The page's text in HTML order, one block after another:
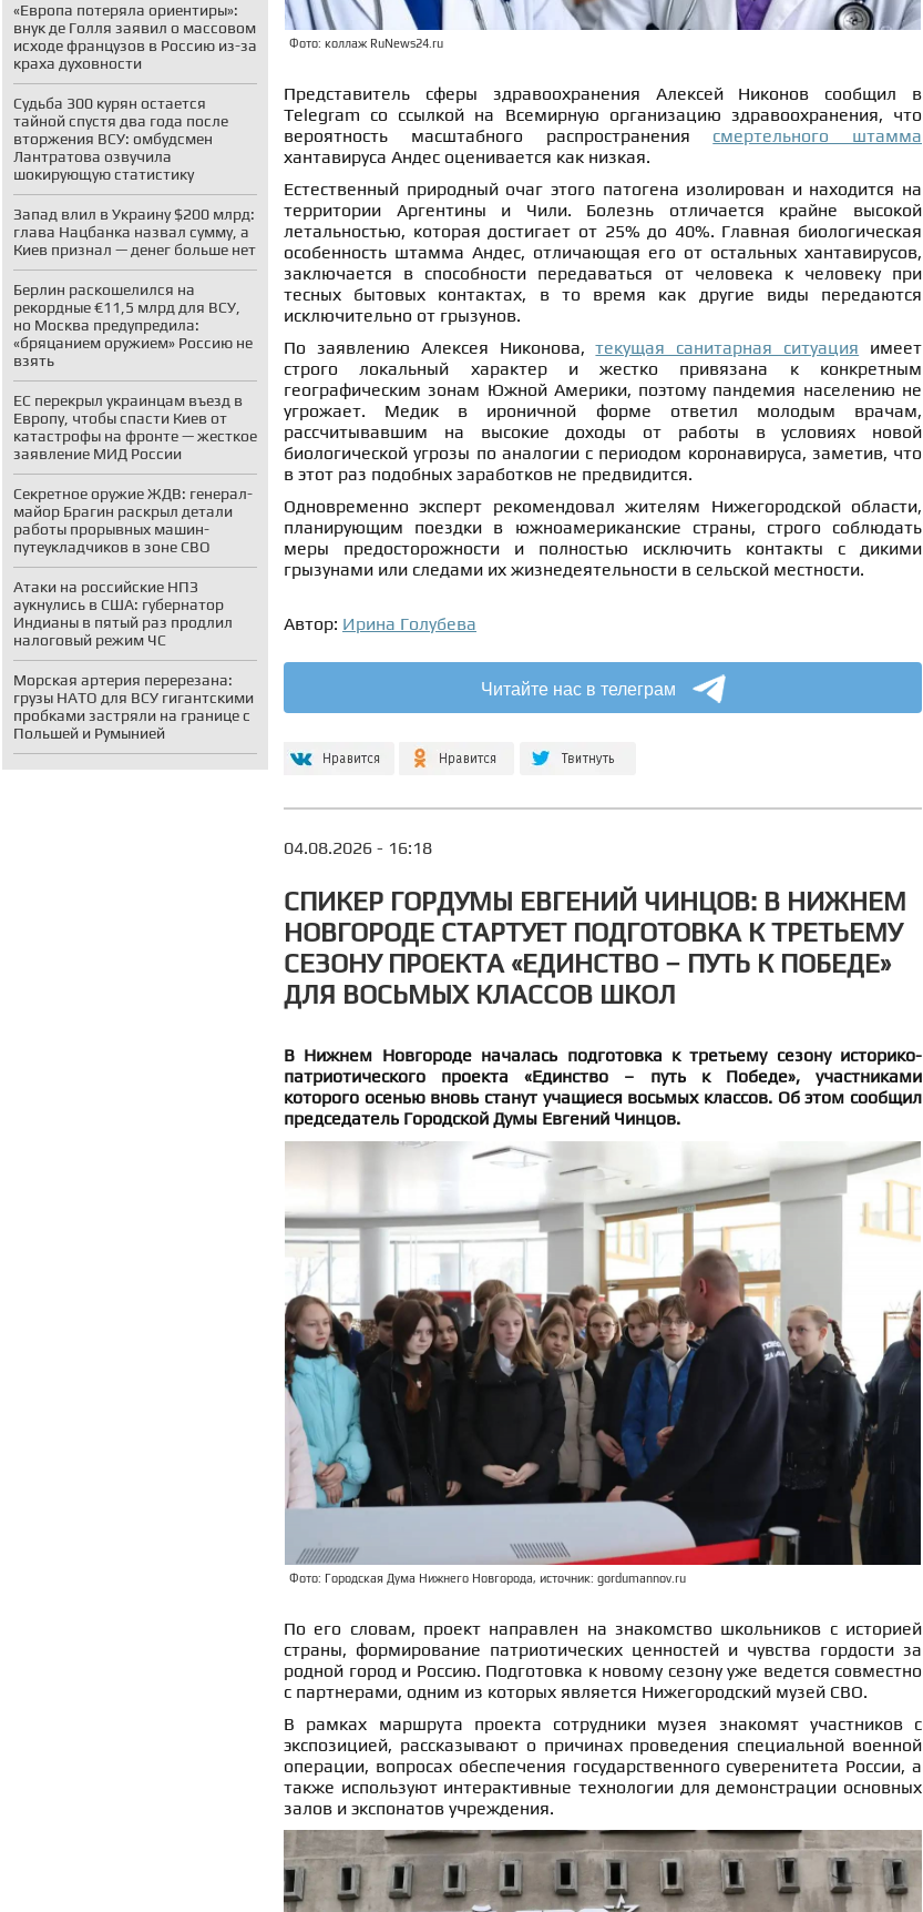
«Европа потеряла ориентиры»:
внук де Голля заявил о массовом
исходе французов в Россию из-за
краха духовности
Судьба 300 курян остается
тайной спустя два года после
вторжения ВСУ: омбудсмен
Лантратова озвучила
шокирующую статистику
Запад влил в Украину $200 млрд:
глава Нацбанка назвал сумму, а
Киев признал — денег больше нет
Берлин раскошелился на
рекордные €11,5 млрд для ВСУ,
но Москва предупредила:
«бряцанием оружием» Россию не
взять
ЕС перекрыл украинцам въезд в
Европу, чтобы спасти Киев от
катастрофы на фронте — жесткое
заявление МИД России
Секретное оружие ЖДВ: генерал-
майор Брагин раскрыл детали
работы прорывных машин-
путеукладчиков в зоне СВО
Атаки на российские НПЗ
аукнулись в США: губернатор
Индианы в пятый раз продлил
налоговый режим ЧС
Морская артерия перерезана:
грузы НАТО для ВСУ гигантскими
пробками застряли на границе с
Польшей и Румынией
Фото: коллаж RuNews24.ru
Представитель сферы здравоохранения Алексей Никонов сообщил в
Telegram со ссылкой на Всемирную организацию здравоохранения, что
вероятность масштабного распространения смертельного штамма
хантавируса Андес оценивается как низкая.
Естественный природный очаг этого патогена изолирован и находится на
территории Аргентины и Чили. Болезнь отличается крайне высокой
летальностью, которая достигает от 25% до 40%. Главная биологическая
особенность штамма Андес, отличающая его от остальных хантавирусов,
заключается в способности передаваться от человека к человеку при
тесных бытовых контактах, в то время как другие виды передаются
исключительно от грызунов.
По заявлению Алексея Никонова,текущая санитарная ситуация имеет
строго локальный характер и жестко привязана к конкретным
географическим зонам Южной Америки, поэтому пандемия населению не
угрожает. Медик в ироничной форме ответил молодым врачам,
рассчитывавшим на высокие доходы от работы в условиях новой
биологической угрозы по аналогии с периодом коронавируса, заметив, что
в этот раз подобных заработков не предвидится.
Одновременно эксперт рекомендовал жителям Нижегородской области,
планирующим поездки в южноамериканские страны, строго соблюдать
меры предосторожности и полностью исключить контакты с дикими
грызунами или следами их жизнедеятельности в сельской местности.
Автор: Ирина Голубева
Читайте нас в телеграм
04.08.2026 - 16:18
СПИКЕР ГОРДУМЫ ЕВГЕНИЙ ЧИНЦОВ: В НИЖНЕМ
НОВГОРОДЕ СТАРТУЕТ ПОДГОТОВКА К ТРЕТЬЕМУ
СЕЗОНУ ПРОЕКТА «ЕДИНСТВО – ПУТЬ К ПОБЕДЕ»
ДЛЯ ВОСЬМЫХ КЛАССОВ ШКОЛ
В Нижнем Новгороде началась подготовка к третьему сезону историко-
патриотического проекта «Единство – путь к Победе», участниками
которого осенью вновь станут учащиеся восьмых классов. Об этом сообщил
председатель Городской Думы Евгений Чинцов.
Фото: Городская Дума Нижнего Новгорода, источник: gordumannov.ru
По его словам, проект направлен на знакомство школьников с историей
страны, формирование патриотических ценностей и чувства гордости за
родной город и Россию. Подготовка к новому сезону уже ведется совместно
с партнерами, одним из которых является Нижегородский музей СВО.
В рамках маршрута проекта сотрудники музея знакомят участников с
экспозицией, рассказывают о причинах проведения специальной военной
операции, вопросах обеспечения государственного суверенитета России, а
также используют интерактивные технологии для демонстрации основных
залов и экспонатов учреждения.